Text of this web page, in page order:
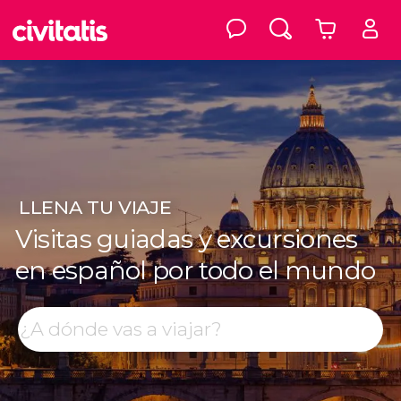
LLENA TU VIAJE
Visitas guiadas y excursiones
en español por todo el mundo
Buscar
Top destinos